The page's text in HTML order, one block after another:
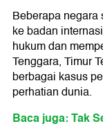
Beberapa
ke badan
hukum dan
Tenggara, Timur
berbagai kasus
perhatian dunia.
Baca juga: Tak